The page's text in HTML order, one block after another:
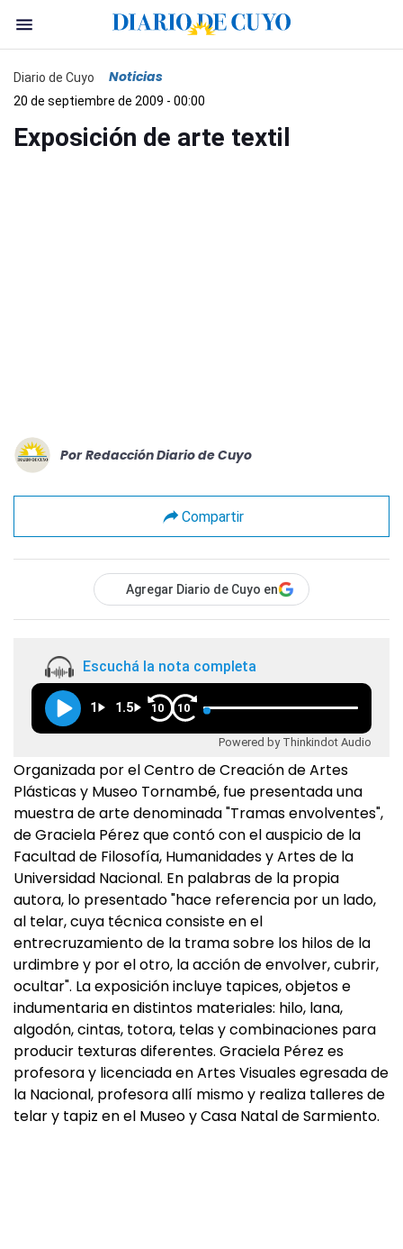
Diario de Cuyo Noticias
20 de septiembre de 2009 - 00:00
Exposición de arte textil
Por Redacción Diario de Cuyo
Compartir
Agregar Diario de Cuyo en
Escuchá la nota completa
1 1.5 10 10
Powered by Thinkindot Audio
Organizada por el Centro de Creación de Artes
Plásticas y Museo Tornambé, fue presentada una
muestra de arte denominada "Tramas envolventes",
de Graciela Pérez que contó con el auspicio de la
Facultad de Filosofía, Humanidades y Artes de la
Universidad Nacional. En palabras de la propia
autora, lo presentado "hace referencia por un lado,
al telar, cuya técnica consiste en el
entrecruzamiento de la trama sobre los hilos de la
urdimbre y por el otro, la acción de envolver, cubrir,
ocultar". La exposición incluye tapices, objetos e
indumentaria en distintos materiales: hilo, lana,
algodón, cintas, totora, telas y combinaciones para
producir texturas diferentes. Graciela Pérez es
profesora y licenciada en Artes Visuales egresada de
la Nacional, profesora allí mismo y realiza talleres de
telar y tapiz en el Museo y Casa Natal de Sarmiento.